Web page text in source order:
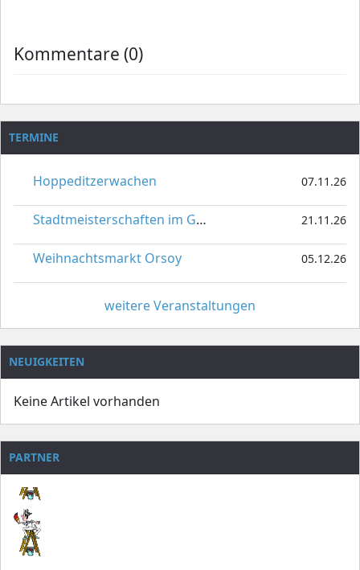
Kommentare (0)
TERMINE
Hoppeditzerwachen 07.11.26
Stadtmeisterschaften im Gardetanz 21.11.26
Weihnachtsmarkt Orsoy 05.12.26
weitere Veranstaltungen
NEUIGKEITEN
Keine Artikel vorhanden
PARTNER